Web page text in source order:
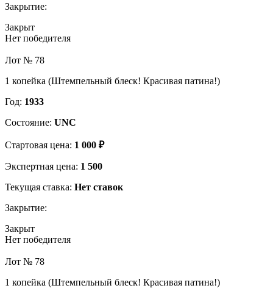
Закрытие:
Закрыт
Нет победителя
Лот № 78
1 копейка (Штемпельный блеск! Красивая патина!)
Год: 1933
Состояние: UNC
Стартовая цена: 1 000 ₽
Экспертная цена: 1 500
Текущая ставка: Нет ставок
Закрытие:
Закрыт
Нет победителя
Лот № 78
1 копейка (Штемпельный блеск! Красивая патина!)